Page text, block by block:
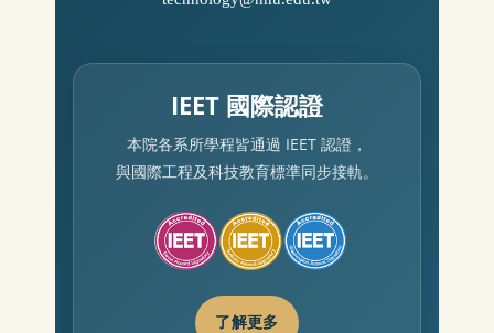
IEET 國際認證
本院各系所學程皆通過 IEET 認證，
與國際工程及科技教育標準同步接軌。
了解更多